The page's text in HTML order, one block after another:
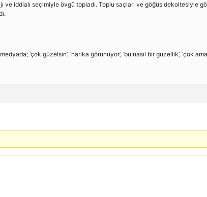
ve iddialı seçimiyle övgü topladı. Toplu saçları ve göğüs dekoltesiyle
‘çok güzelsin’, ‘harika görünüyor’, ‘bu nasıl bir güzellik’, ‘çok